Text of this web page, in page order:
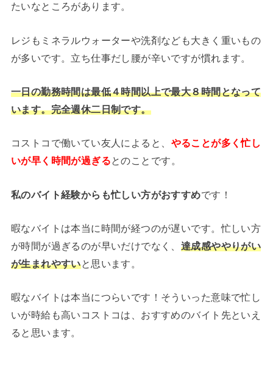
たいなところがあります。
レジもミネラルウォーターや洗剤なども大きく重いもの
が多いです。立ち仕事だし腰が辛いですが慣れます。
一日の勤務時間は最低４時間以上で最大８時間となって
います。完全週休二日制です。
コストコで働いてい友人によると、 やることが多く忙し
いが早く時間が過ぎるとのことです。
私のバイト経験からも忙しい方がおすすめです！
暇なバイトは本当に時間が経つのが遅いです。忙しい方
が時間が過ぎるのが早いだけでなく、 達成感ややりがい
が生まれやすいと思います。
暇なバイトは本当につらいです！そういった意味で忙し
いが時給も高いコストコは、おすすめのバイト先といえ
ると思います。